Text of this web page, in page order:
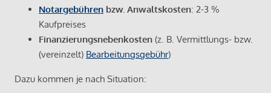
Notargebühren bzw. Anwaltskosten: 2-3 %
Kaufpreises
Finanzierungsnebenkosten (z. B. Vermittlungs- bzw.
(vereinzelt) Bearbeitungsgebühr)
Dazu kommen je nach Situation: